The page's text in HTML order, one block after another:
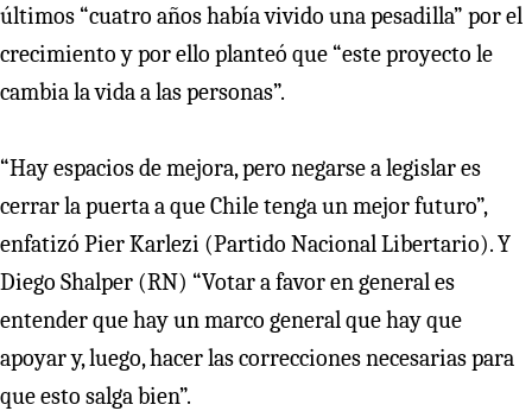
últimos “cuatro años había vivido una pesadilla” por el
crecimiento y por ello planteó que “este proyecto le
cambia la vida a las personas”.
“Hay espacios de mejora, pero negarse a legislar es
cerrar la puerta a que Chile tenga un mejor futuro”,
enfatizó Pier Karlezi (Partido Nacional Libertario). Y
Diego Shalper (RN) “Votar a favor en general es
entender que hay un marco general que hay que
apoyar y, luego, hacer las correcciones necesarias para
que esto salga bien”.